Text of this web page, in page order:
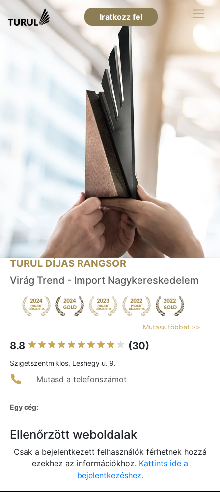
Iratkozz fel
TURUL DÍJAS RANGSOR
Virág Trend - Import Nagykereskedelem
Mutass többet >>
8.8 (30)
Szigetszentmiklós, Leshegy u. 9.
Mutasd a telefonszámot
Egy cég:
Ellenőrzött weboldalak
Csak a bejelentkezett felhasználók férhetnek hozzá
ezekhez az információkhoz. Kattints ide a
bejelentkezéshez.